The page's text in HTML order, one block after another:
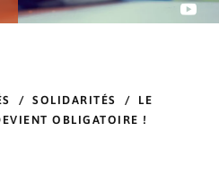

/SOLIDARITÉS / LE
OBLIGATOIRE !